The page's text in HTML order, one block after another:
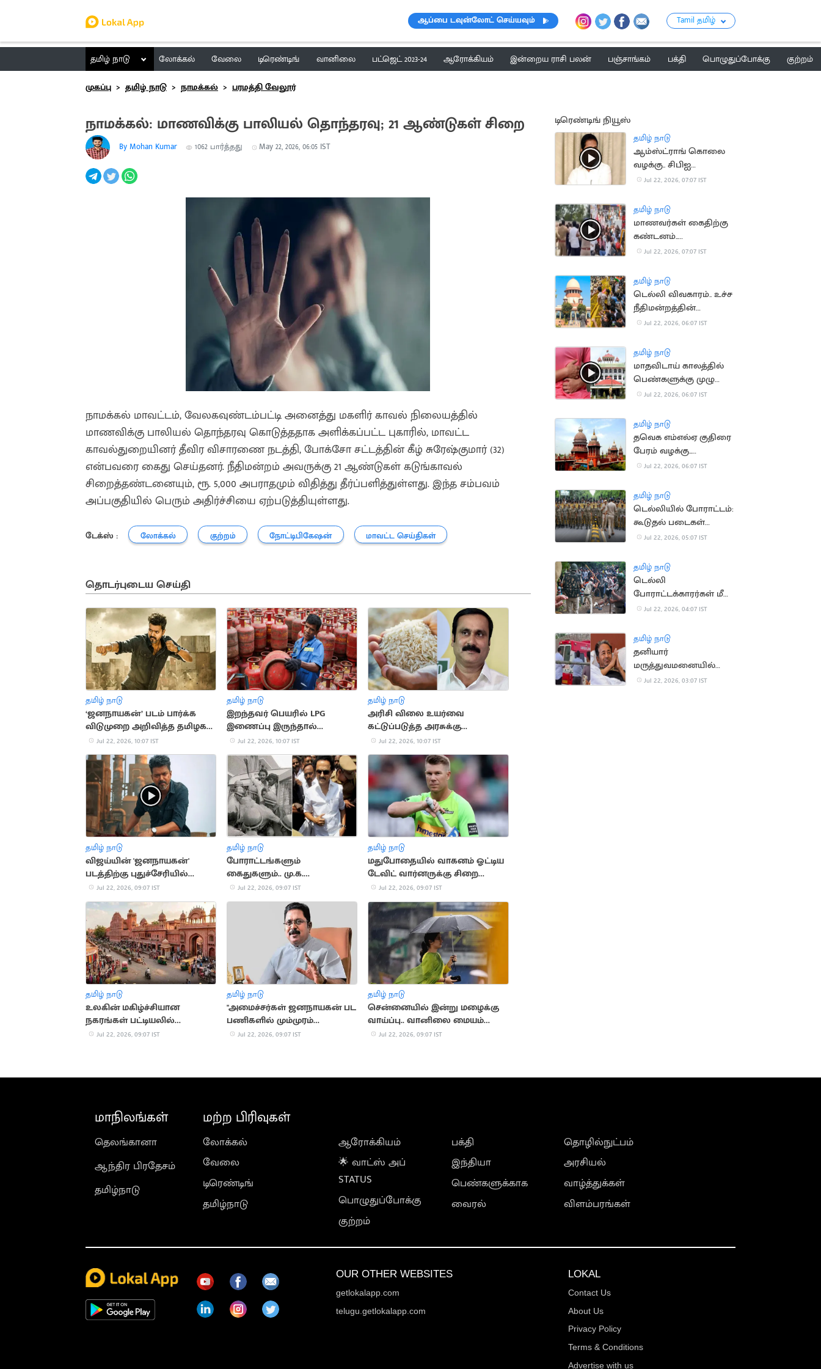
ஆப்பை டவுன்லோட் செய்யவும் Tamil தமிழ்
தமிழ் நாடு லோக்கல் வேலை டிரெண்டிங் வானிலை பட்ஜெட் 2023-24 ஆரோக்கியம் இன்றைய ராசி பலன் பஞ்சாங்கம் பக்தி பொழுதுப்போக்கு
குற்றம்
முகப்பு
தமிழ் நாடு நாமக்கல் பரமத்தி வேலூர்
நாமக்கல்: மாணவிக்கு பாலியல் தொந்தரவு; 21 ஆண்டுகள் சிறை
By Mohan Kumar 1062 பார்த்தது May 22, 2026, 06:05 IST
நாமக்கல் மாவட்டம், வேலகவுண்டம்பட்டி அனைத்து மகளிர் காவல் நிலையத்தில்
மாணவிக்கு பாலியல் தொந்தரவு கொடுத்ததாக அளிக்கப்பட்ட புகாரில், மாவட்ட
காவல்துறையினர் தீவிர விசாரணை நடத்தி, போக்சோ சட்டத்தின் கீழ் சுரேஷ்குமார் (32)
என்பவரை கைது செய்தனர். நீதிமன்றம் அவருக்கு 21 ஆண்டுகள் கடுங்காவல்
சிறைத்தண்டனையும், ரூ. 5,000 அபராதமும் விதித்து தீர்ப்பளித்துள்ளது. இந்த சம்பவம்
அப்பகுதியில் பெரும் அதிர்ச்சியை ஏற்படுத்தியுள்ளது.
டேக்ஸ் : லோக்கல் குற்றம் நோட்டிபிகேஷன் மாவட்ட செய்திகள்
தொடர்புடைய செய்தி
தமிழ் நாடு
‘ஜனநாயகன்’ படம் பார்க்க
விடுமுறை அறிவித்த தமிழக
நிறுவனம்
Jul 22, 2026, 10:07 IST
தமிழ் நாடு
இறந்தவர் பெயரில் LPG
இணைப்பு இருந்தால்
சிலிண்டர் விநியோகம்
நிறுத்தம்
Jul 22, 2026, 10:07 IST
தமிழ் நாடு
அரிசி விலை உயர்வை
கட்டுப்படுத்த அரசுக்கு
அன்புமணி ராமதாஸ் கோரிக்கை
Jul 22, 2026, 10:07 IST
தமிழ் நாடு
விஜய்யின் 'ஜனநாயகன்'
படத்திற்கு புதுச்சேரியில்
சிறப்பு காட்சிக்கு அனுமதி
Jul 22, 2026, 09:07 IST
தமிழ் நாடு
போராட்டங்களும்
கைதுகளும்.. மு.க.
ஸ்டாலினின் அரசியல்
வரலாறு
Jul 22, 2026, 09:07 IST
தமிழ் நாடு
மதுபோதையில் வாகனம் ஓட்டிய
டேவிட் வார்னருக்கு சிறை
தண்டனை
Jul 22, 2026, 09:07 IST
தமிழ் நாடு
உலகின் மகிழ்ச்சியான
நகரங்கள் பட்டியலில்
ஜெய்ப்பூர் 6-வது இடம்
Jul 22, 2026, 09:07 IST
தமிழ் நாடு
"அமைச்சர்கள் ஜனநாயகன் பட
பணிகளில் மும்முரம்
காட்டுவது வெட்கக்கேடானது”..
Jul 22, 2026, 09:07 IST
தமிழ் நாடு
சென்னையில் இன்று மழைக்கு
வாய்ப்பு.. வானிலை மையம்
அப்டேட்
Jul 22, 2026, 09:07 IST
டிரெண்டிங் நியூஸ்
தமிழ் நாடு
ஆம்ஸ்ட்ராங் கொலை
வழக்கு.. சிபிஐ
விசாரணைக்கு
அனுமதி
Jul 22, 2026, 07:07 IST
தமிழ் நாடு
மாணவர்கள் கைதிற்கு
கண்டனம்..
திருவொற்றியூர் காவல்
Jul 22, 2026, 07:07 IST
தமிழ் நாடு
டெல்லி விவகாரம்.. உச்ச
நீதிமன்றத்தின்
கருத்தால் சர்ச்சை
Jul 22, 2026, 06:07 IST
தமிழ் நாடு
மாதவிடாய் காலத்தில்
பெண்களுக்கு முழு
ஊதியத்துடன் விடுப்பு..
Jul 22, 2026, 06:07 IST
தமிழ் நாடு
தவெக எம்எல்ஏ குதிரை
பேரம் வழக்கு..
காவல்துறைக்கு
Jul 22, 2026, 06:07 IST
தமிழ் நாடு
டெல்லியில் போராட்டம்:
கூடுதல் படைகள்
வரவழைப்பு
Jul 22, 2026, 05:07 IST
தமிழ் நாடு
டெல்லி
போராட்டக்காரர்கள் மீது
தாக்குதல் வழக்கு இன்று
Jul 22, 2026, 04:07 IST
தமிழ் நாடு
தனியார்
மருத்துவமனையில்
சோனம் வாங்சுக்
Jul 22, 2026, 03:07 IST
மாநிலங்கள்
தெலங்கானா
ஆந்திர பிரதேசம்
தமிழ்நாடு
மற்ற பிரிவுகள்
லோக்கல்
வேலை
டிரெண்டிங்
தமிழ்நாடு
ஆரோக்கியம்
🌟 வாட்ஸ் அப்
STATUS
பொழுதுப்போக்கு
குற்றம்
பக்தி
இந்தியா
பெண்களுக்காக
வைரல்
தொழில்நுட்பம்
அரசியல்
வாழ்த்துக்கள்
விளம்பரங்கள்
OUR OTHER WEBSITES
getlokalapp.com
telugu.getlokalapp.com
LOKAL
Contact Us
About Us
Privacy Policy
Terms & Conditions
Advertise with us